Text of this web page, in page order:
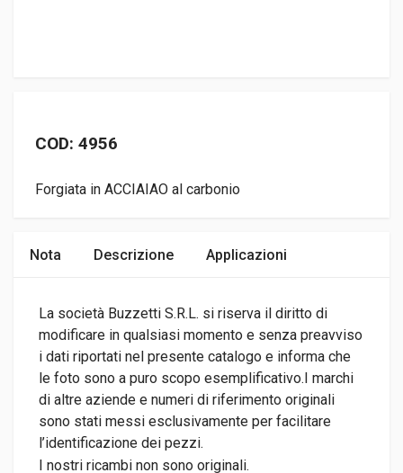
COD: 4956
Forgiata in ACCIAIAO al carbonio
Nota Descrizione Applicazioni
La società Buzzetti S.R.L. si riserva il diritto di
modificare in qualsiasi momento e senza preavviso
i dati riportati nel presente catalogo e informa che
le foto sono a puro scopo esemplificativo.I marchi
di altre aziende e numeri di riferimento originali
sono stati messi esclusivamente per facilitare
l’identificazione dei pezzi.
I nostri ricambi non sono originali.